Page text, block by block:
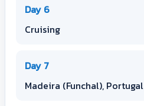
Day 6
Cruising
Day 7
Madeira (Funchal), Portugal